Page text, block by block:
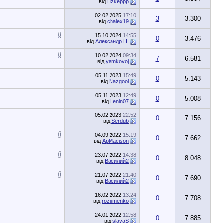
від Lizkeppp
02.02.2025 17:10
від chalex19 3 3.300
15.10.2024 14:55
від Александр Н. 0 3.476
10.02.2024 09:34
від yamkovoj 7 6.581
05.11.2023 15:49
від Nazgool 0 5.143
05.11.2023 12:49
від Lenin07 0 5.008
05.02.2023 22:52
від Serdub 0 7.156
04.09.2022 15:19
від ApMacison 0 7.662
23.07.2022 14:38
від Василий2 0 8.048
21.07.2022 21:40
від Василий2 0 7.690
16.02.2022 13:24
від rozumenko 0 7.708
24.01.2022 12:58
від slavaS 0 7.885